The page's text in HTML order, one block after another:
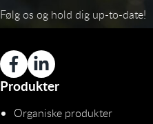
Følg os og hold dig up-to-date!
Produkter
Organiske produkter